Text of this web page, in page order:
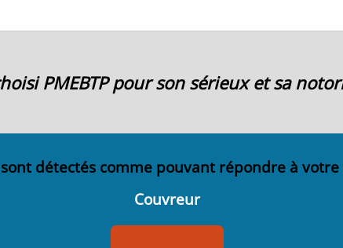
PMEBTP pour son sérieux et sa
détectés comme pouvant répondre à
Couvreur